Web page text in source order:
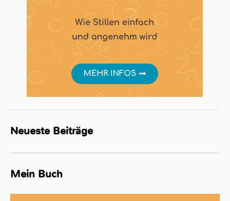
Neueste Beiträge
Mein Buch